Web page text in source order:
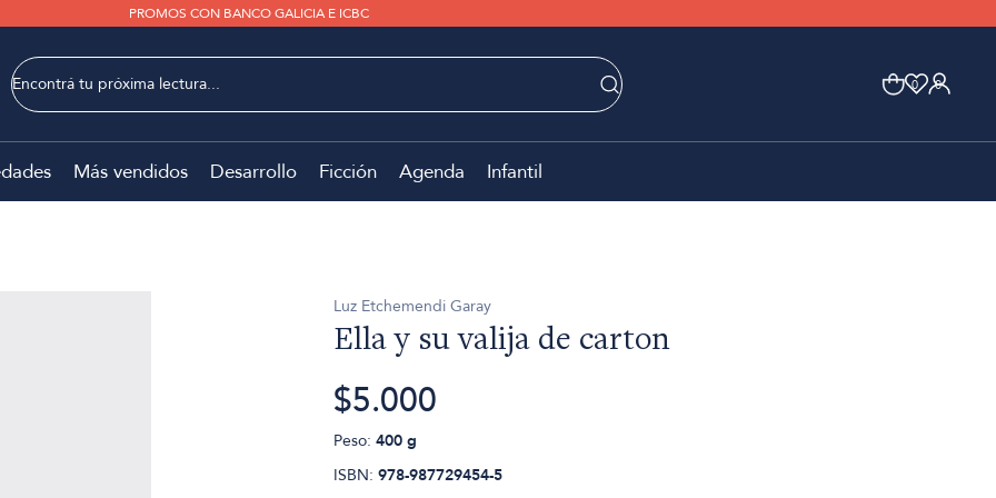
PROMOS CON BANCO GALICIA E ICBC
0 0
Más vendidos Desarrollo Ficción Agenda Infantil
Luz Etchemendi Garay
Ella y su valija de carton
$5.000
Peso: 400 g
ISBN: 978-987729454-5